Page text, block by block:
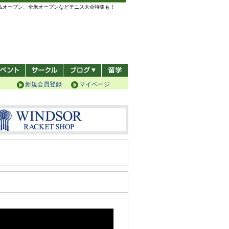
ープン、全米オープンなどテニス大会特集も！
マイページ
新規会員登録